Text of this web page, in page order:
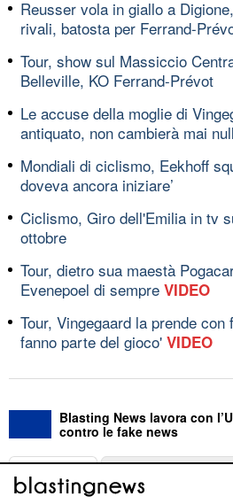
Reusser vola in giallo a
rivali, batosta per Ferrand-
Tour, show sul Massiccio
Belleville, KO Ferrand-Prévot
Le accuse della moglie di
antiquato, non cambierà mai
Mondiali di ciclismo, Eekhoff
doveva ancora iniziare’
Ciclismo, Giro dell'Emilia in tv
ottobre
Tour, dietro sua maestà
Evenepoel di sempre VIDEO
Tour, Vingegaard la prende
fanno parte del gioco' VIDEO
Blasting News lavora con
contro le fake news
ABOUT